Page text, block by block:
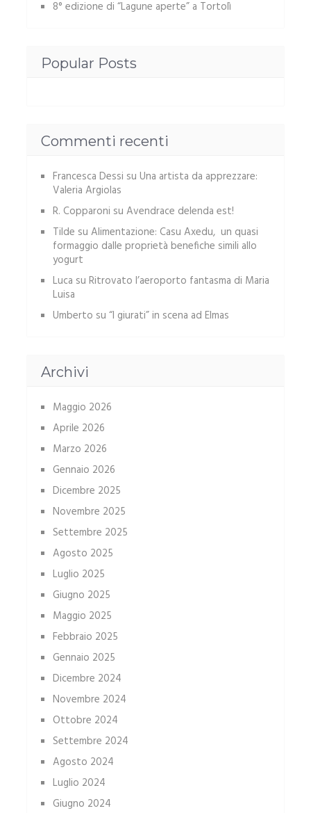
8° edizione di “Lagune aperte” a Tortolì
Popular Posts
Commenti recenti
Francesca Dessi su Una artista da apprezzare:
Valeria Argiolas
R. Copparoni su Avendrace delenda est!
Tilde su Alimentazione: Casu Axedu, un quasi
formaggio dalle proprietà benefiche simili allo
yogurt
Luca su Ritrovato l’aeroporto fantasma di Maria
Luisa
Umberto su “I giurati” in scena ad Elmas
Archivi
Maggio 2026
Aprile 2026
Marzo 2026
Gennaio 2026
Dicembre 2025
Novembre 2025
Settembre 2025
Agosto 2025
Luglio 2025
Giugno 2025
Maggio 2025
Febbraio 2025
Gennaio 2025
Dicembre 2024
Novembre 2024
Ottobre 2024
Settembre 2024
Agosto 2024
Luglio 2024
Giugno 2024